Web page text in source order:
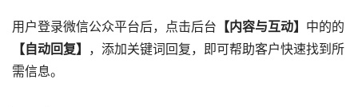
用户登录微信公众平台后，点击后台 【内容与互动】 中的的
【自动回复】
，添加关键词回复，即可帮助客户快速找到所
需信息。